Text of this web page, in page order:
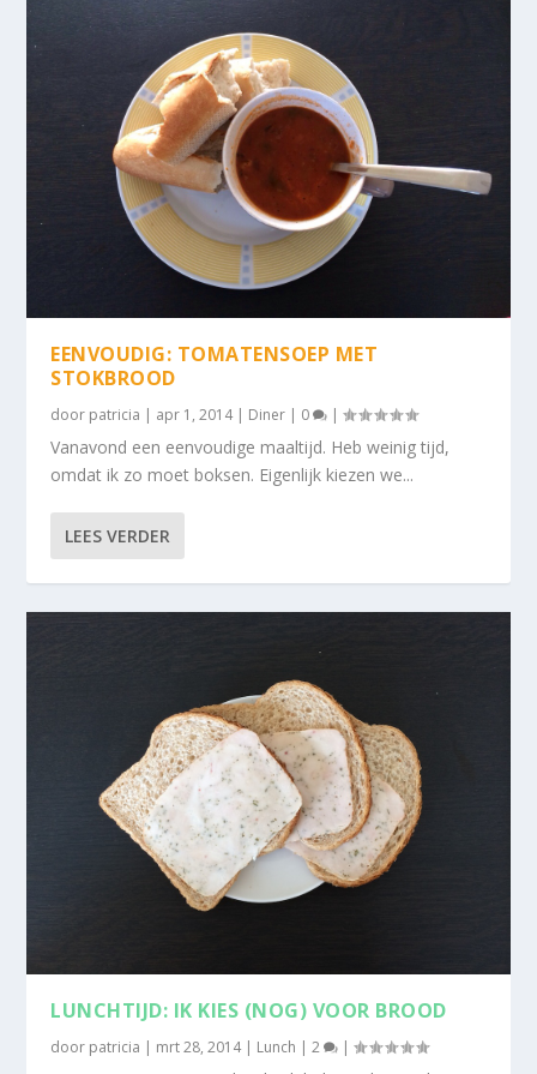
EENVOUDIG: TOMATENSOEP MET
STOKBROOD
door patricia | apr 1, 2014| Diner | 0 |
Vanavond een eenvoudige maaltijd. Heb weinig tijd,
omdat ik zo moet boksen. Eigenlijk kiezen we...
LEES VERDER
LUNCHTIJD: IK KIES (NOG) VOOR BROOD
door patricia | mrt 28, 2014| Lunch |2 |